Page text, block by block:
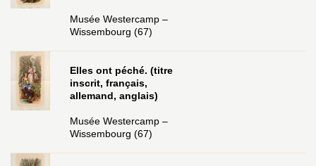
Musée Westercamp –
Wissembourg (67)
Elles ont péché. (titre
inscrit, français,
allemand, anglais)
Musée Westercamp –
Wissembourg (67)